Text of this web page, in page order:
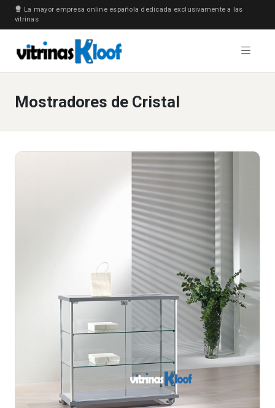
La mayor empresa online española dedicada exclusivamente a las
vitrinas
Mostradores de Cristal